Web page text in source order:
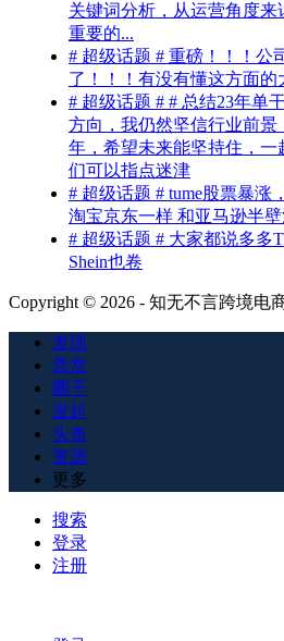
关键词分析，从运营角度
重要的...
# 超级话题 # 重磅！！！公
了！！！有没有懂这方面的
# 超级话题 # # 总结23年单
方向，我仍然坚信行业前景
年，希望未来能坚持住，
们可以指点迷津
# 超级话题 # tume股票暴涨
淘宝京东一样 和亚马逊半
# 超级话题 # 大家都说多多
Shein也卷
Copyright © 2026 - 知无不言跨境电
发现
悬赏
圈子
发起
头条
资源
更多
搜索
登录
注册